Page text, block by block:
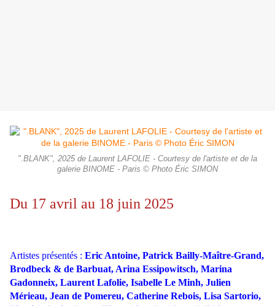
".BLANK", 2025 de Laurent LAFOLIE - Courtesy de l'artiste et de la
galerie BINOME - Paris © Photo Éric SIMON
Du 17 avril au 18 juin 2025
Artistes présentés : Eric Antoine, Patrick Bailly-Maître-Grand,
Brodbeck & de Barbuat, Arina Essipowitsch, Marina
Gadonneix, Laurent Lafolie, Isabelle Le Minh, Julien
Mérieau, Jean de Pomereu, Catherine Rebois, Lisa Sartorio,